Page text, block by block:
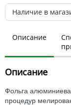
Наличие в
Описание
Описание
Фольга
процедур